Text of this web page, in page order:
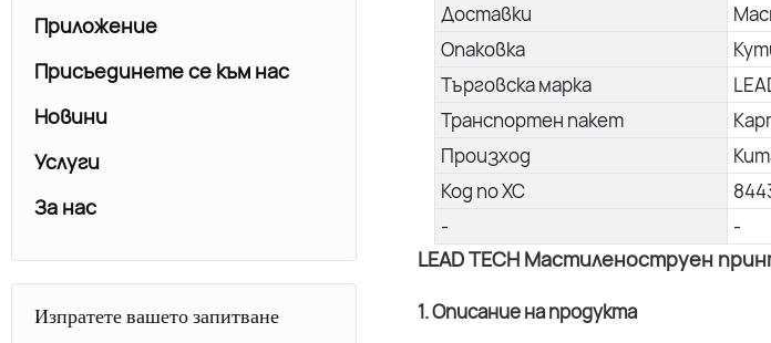
Доставки
Опаковка
Търговска марка
Транспортен пакет
Произход
Код по ХС
-
-
LEAD TECH Мастиленоструен
1. Описание на продукта
Приложение
Присъединете се към нас
Новини
Услуги
За нас
Изпратете вашето запитване